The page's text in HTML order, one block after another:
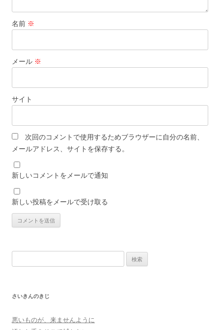
名前 ※
メール ※
サイト
次回のコメントで使用するためブラウザーに自分の名前、
メールアドレス、サイトを保存する。
新しいコメントをメールで通知
新しい投稿をメールで受け取る
索:
さいきんのきじ
悪いものが、来ませんように